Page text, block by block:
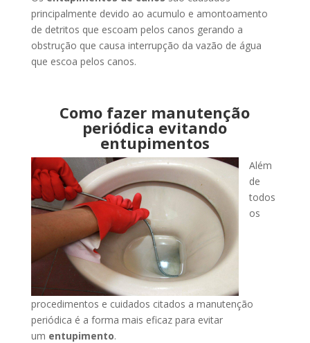
principalmente devido ao acumulo e amontoamento
de detritos que escoam pelos canos gerando a
obstrução que causa interrupção da vazão de água
que escoa pelos canos.
Como fazer manutenção
periódica evitando
entupimentos
Além
de
todos
os
procedimentos e cuidados citados a manutenção
periódica é a forma mais eficaz para evitar
um entupimento.